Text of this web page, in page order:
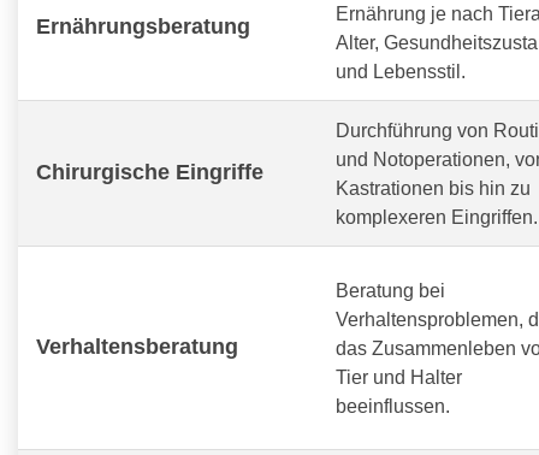
Ernährungsberatung
Ernährung je nach
Alter,
und Lebensstil.
Chirurgische Eingriffe
Durchführung von
und Notoperationen,
Kastrationen bis hin zu
komplexeren Eingriffen.
Verhaltensberatung
Beratung bei
Verhaltensproblemen,
das Zusammenleben
Tier und Halter
beeinflussen.